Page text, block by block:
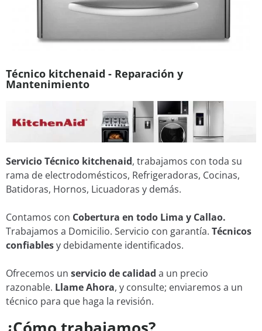
Técnico kitchenaid - Reparación y
Mantenimiento
Servicio Técnico kitchenaid, trabajamos con toda su
rama de electrodomésticos, Refrigeradoras, Cocinas,
Batidoras, Hornos, Licuadoras y demás.
Contamos con Cobertura en todo Lima y Callao.
Trabajamos a Domicilio. Servicio con garantía. Técnicos
confiablesy debidamente identificados.
Ofrecemos un servicio de calidad a un precio
razonable. Llame Ahora, y consulte; enviaremos a un
técnico para que haga la revisión.